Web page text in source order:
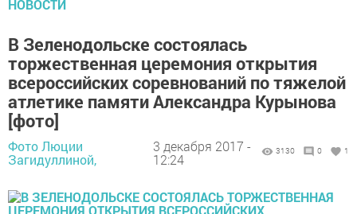
НОВОСТИ
В Зеленодольске состоялась
торжественная церемония открытия
всероссийских соревнований по тяжелой
атлетике памяти Александра Курынова
[фото]
Фото Люции
Загидуллиной,
3 декабря 2017 -
12:24
3130 0 1